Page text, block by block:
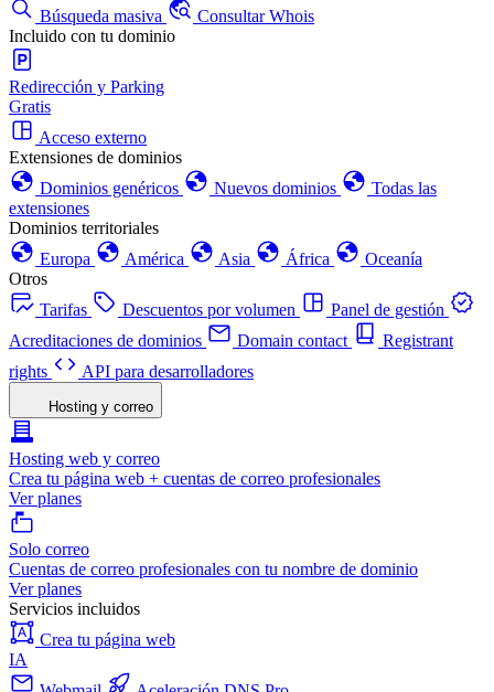
Búsqueda masiva
Consultar Whois
Incluido con tu dominio
Redirección y Parking
Gratis
Acceso externo
Extensiones de dominios
Dominios genéricos
Nuevos dominios
Todas las
extensiones
Dominios territoriales
Europa
América Asia África
Oceanía
Otros
Tarifas
Descuentos por volumen
Panel de gestión
Acreditaciones de dominios
Domain contact
Registrant
rights
API para desarrolladores
Hosting y correo
Hosting web y correo
Crea tu página web + cuentas de correo profesionales
Ver planes
Solo correo
Cuentas de correo profesionales con tu nombre de dominio
Ver planes
Servicios incluidos
Crea tu página web
IA